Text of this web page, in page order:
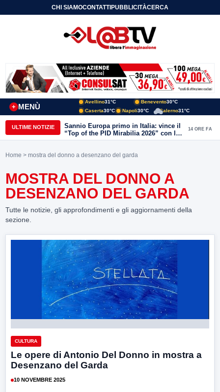
CHI SIAMOCONTATTIPUBBLICITÀCERCA
MENÙ
+
Avellino31°C Benevento30°C
Caserta30°C Napoli30°C Salerno31°C
ULTIME NOTIZIE
Sannio Europa primo in Italia: vince il
“Top of the PID Mirabilia 2026” con la
realtà virtuale nei musei del Sannio
14 ORE FA
Home > mostra del donno a desenzano del garda
MOSTRA DEL DONNO A
DESENZANO DEL GARDA
Tutte le notizie, gli approfondimenti e gli aggiornamenti della
sezione.
CULTURA
Le opere di Antonio Del Donno in mostra a
Desenzano del Garda
10 NOVEMBRE 2025